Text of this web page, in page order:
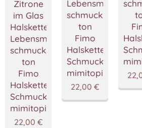
Zitrone
im Glas
Halskette,Miniatur
Lebensmittel
schmuck,Polymer
ton
Fimo
Halskette,Handgemacht
Schmuckstücke
mimitopia
22,00 €
Lebensmittel
schmuck,Polymer
ton
Fimo
Schmuckstücke
mimitopia
22,00 €